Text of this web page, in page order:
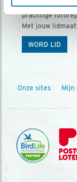
Vogels is het
prachtige
Met jouw
WORD LID
Onze sites Mijn